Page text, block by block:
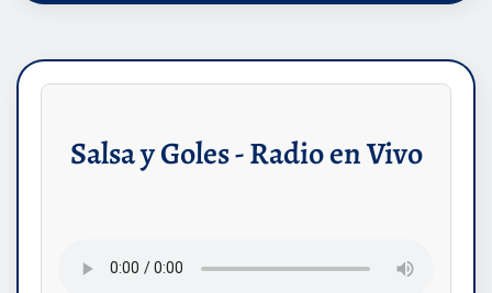
Salsa y Goles - Radio en Vivo